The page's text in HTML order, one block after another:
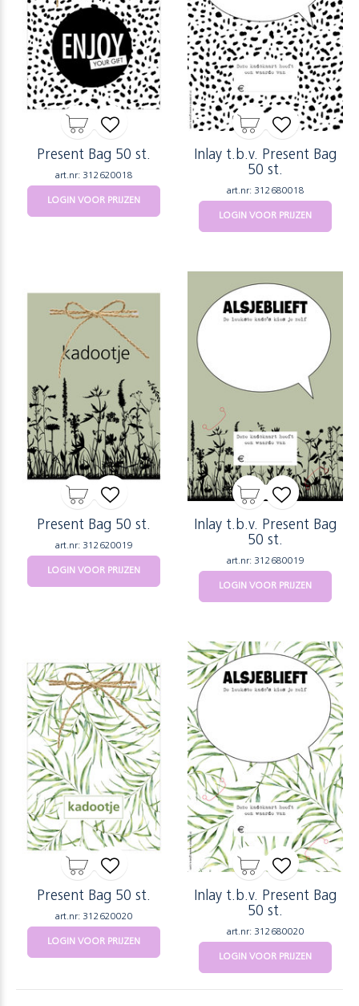
Present Bag 50 st.
art.nr: 312620018
LOGIN VOOR PRIJZEN
Inlay t.b.v. Present Bag
50 st.
art.nr: 312680018
LOGIN VOOR PRIJZEN
Present Bag 50 st.
art.nr: 312620019
LOGIN VOOR PRIJZEN
Inlay t.b.v. Present Bag
50 st.
art.nr: 312680019
LOGIN VOOR PRIJZEN
Present Bag 50 st.
art.nr: 312620020
LOGIN VOOR PRIJZEN
Inlay t.b.v. Present Bag
50 st.
art.nr: 312680020
LOGIN VOOR PRIJZEN